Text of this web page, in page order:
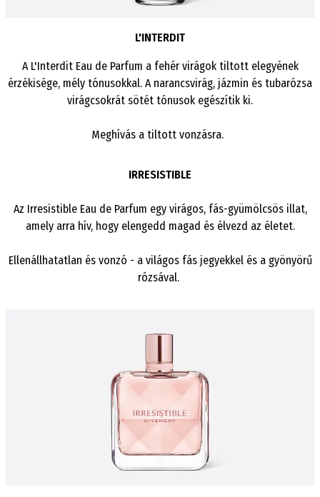
L'INTERDIT
A L'Interdit Eau de Parfum a fehér virágok tiltott elegyének
érzékisége, mély tónusokkal. A narancsvirág, jázmin és tubarózsa
virágcsokrát sötét tónusok egészítik ki.
Meghívás a tiltott vonzásra.
IRRESISTIBLE
Az Irresistible Eau de Parfum egy virágos, fás-gyümölcsös illat,
amely arra hív, hogy elengedd magad és élvezd az életet.
Ellenállhatatlan és vonzó - a világos fás jegyekkel és a gyönyörű
rózsával.